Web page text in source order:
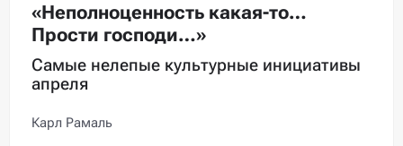
«Неполноценность какая-то…
Прости господи…»
Самые нелепые культурные инициативы
апреля
Карл Рамаль